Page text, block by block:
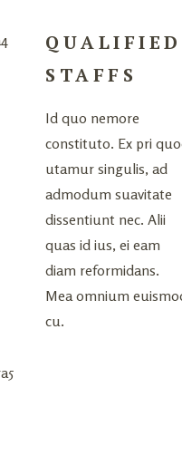
QUALIFIED
STAFFS
Id quo nemore
constituto. Ex pri
utamur singulis, ad
admodum suavitate
dissentiunt nec. Alii
quas id ius, ei eam
diam reformidans.
Mea omnium
cu.